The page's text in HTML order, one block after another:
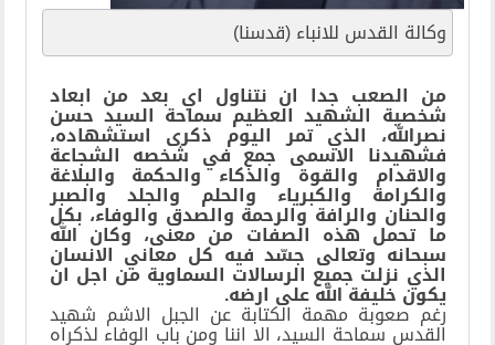
وكالة القدس للانباء (قدسنا)
من الصعب جدا ان نتناول اي بعد من ابعاد
شخصية الشهيد العظيم سماحة السيد حسن
نصرالله، الذي تمر اليوم ذكرى استشهاده،
فشهيدنا الاسمى جمع في شخصه الشجاعة
والاقدام والقوة والذكاء والحكمة والبلاغة
والكرامة والكبرياء والحلم والجلد والصبر
والحنان والرافة والرحمة والصدق والوفاء، بكل
ما تحمل هذه الصفات من معنى، وكان الله
سبحانه وتعالى جسّد فيه كل معاني الانسان
الذي نزلت جميع الرسالات السماوية من اجل ان
يكون خليفة الله على ارضه.
رغم صعوبة مهمة الكتابة عن الجبل الاشم شهيد
القدس سماحة السيد، الا اننا ومن باب الوفاء لذكراه